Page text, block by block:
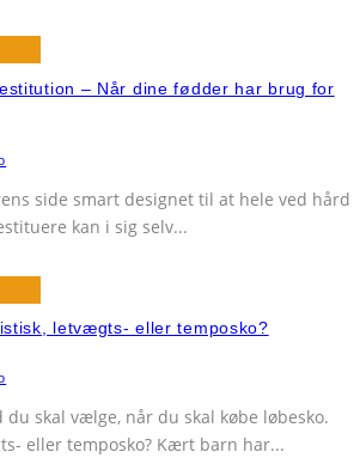
– Når dine fødder har brug for
side smart designet til at hele ved hård
kan i sig selv...
letvægts- eller temposko?
skal vælge, når du skal købe løbesko.
eller temposko? Kært barn har...